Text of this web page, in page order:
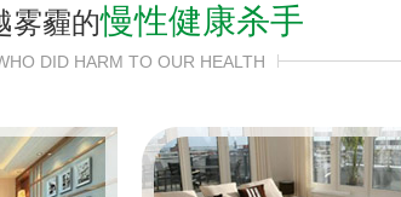
雾霾的慢性健康杀手
DID HARM TO OUR HEALTH